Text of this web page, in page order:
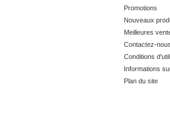
Promotions
Nouveaux
Meilleures
Contactez-nous
Conditions
Informations
Plan du site